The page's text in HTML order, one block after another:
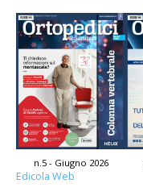
n.5 - Giugno 2026
Edicola Web